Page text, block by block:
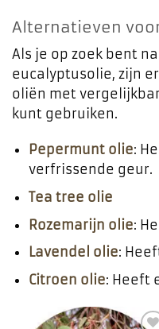
Alternatieven
Als je op zoek bent
eucalyptusolie, zijn
oliën met
kunt gebruiken.
Pepermunt olie:
verfrissende geur.
Tea tree olie
Rozemarijn olie:
Lavendel olie:
Citroen olie: Heeft